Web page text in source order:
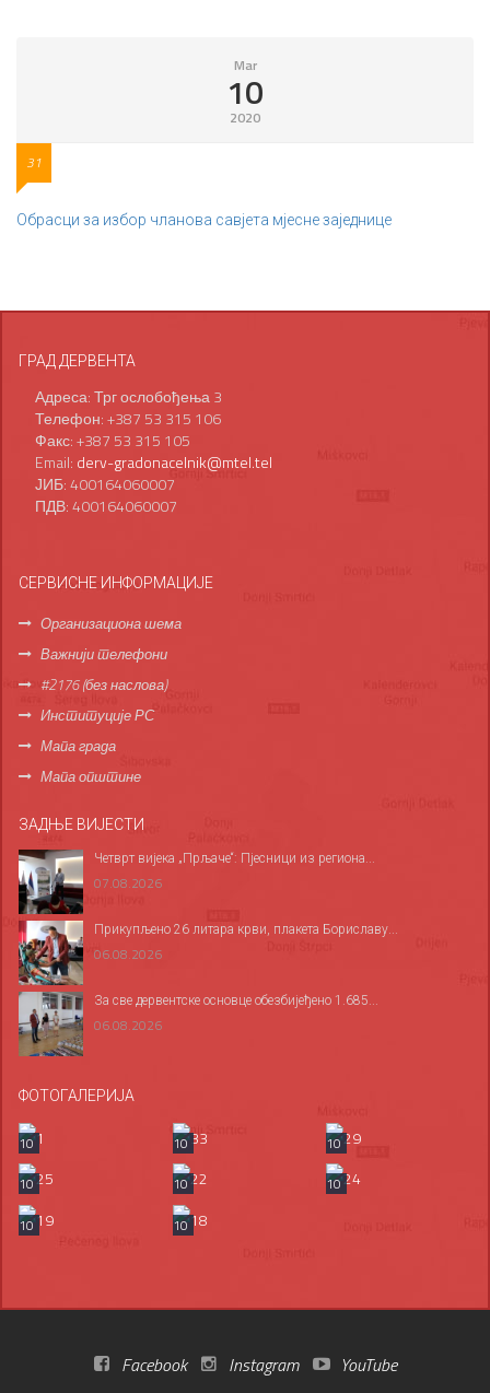
Mar
10
2020
31
Обрасци за избор чланова савјета мјесне заједнице
ГРАД ДЕРВЕНТА
Адреса: Трг ослобођења 3
Телефон: +387 53 315 106
Факс: +387 53 315 105
Email: derv-gradonacelnik@mtel.tel
ЈИБ: 400164060007
ПДВ: 400164060007
СЕРВИСНЕ ИНФОРМАЦИЈЕ
Организациона шема
Важнији телефони
#2176 (без наслова)
Институције РС
Мапа града
Мапа општине
ЗАДЊЕ ВИЈЕСТИ
Четврт вијека „Прљаче“: Пјесници из региона...
07.08.2026
Прикупљено 26 литара крви, плакета Бориславу...
06.08.2026
За све дервентске основце обезбијеђено 1.685...
06.08.2026
ФОТОГАЛЕРИЈА
10 10
10
10
10
10
10
10
Facebook Instagram YouTube